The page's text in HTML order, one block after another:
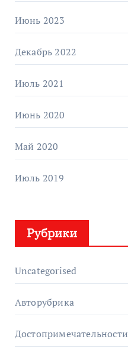
Июнь 2023
Декабрь 2022
Июль 2021
Июнь 2020
Май 2020
Июль 2019
Рубрики
Uncategorised
Авторубрика
Достопримечательности